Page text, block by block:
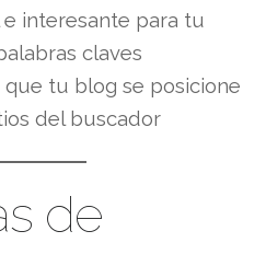
interesante para tu
claves
tu blog se posicione
del buscador
de